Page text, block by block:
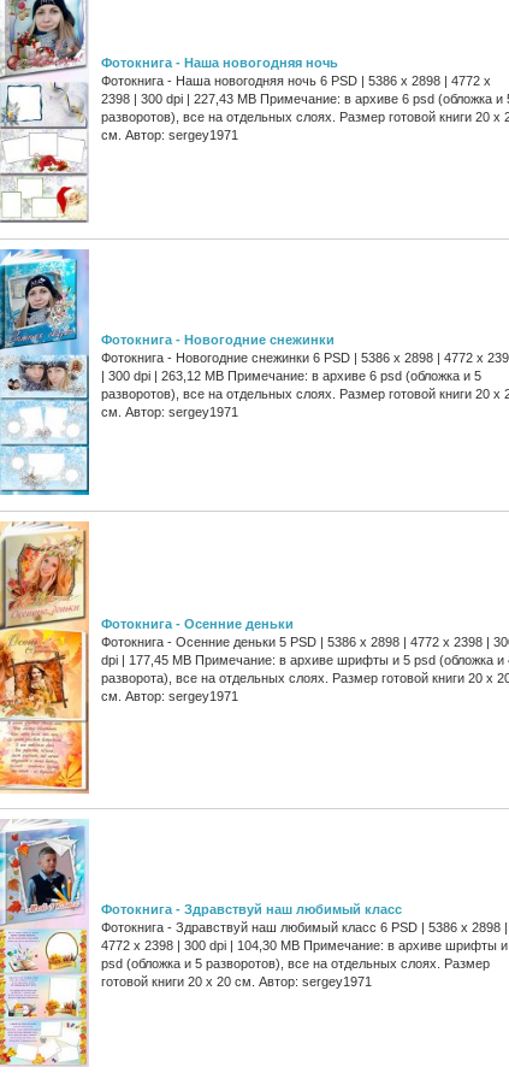
Фотокнига - Наша новогодняя ночь
Фотокнига - Наша новогодняя ночь 6 PSD | 5386 x 2898 | 4772 x
2398 | 300 dpi | 227,43 MB Примечание: в архиве 6 psd (обложка и
разворотов), все на отдельных слоях. Размер готовой книги 20 x
см. Автор: sergey1971
Фотокнига - Новогодние снежинки
Фотокнига - Новогодние снежинки 6 PSD | 5386 x 2898 | 4772 x
| 300 dpi | 263,12 MB Примечание: в архиве 6 psd (обложка и 5
разворотов), все на отдельных слоях. Размер готовой книги 20 x
см. Автор: sergey1971
Фотокнига - Осенние деньки
Фотокнига - Осенние деньки 5 PSD | 5386 x 2898 | 4772 x 2398 |
dpi | 177,45 MB Примечание: в архиве шрифты и 5 psd (обложка и
разворота), все на отдельных слоях. Размер готовой книги 20 x
см. Автор: sergey1971
Фотокнига - Здравствуй наш любимый класс
Фотокнига - Здравствуй наш любимый класс 6 PSD | 5386 x 2898 |
4772 x 2398 | 300 dpi | 104,30 MB Примечание: в архиве шрифты
psd (обложка и 5 разворотов), все на отдельных слоях. Размер
готовой книги 20 x 20 см. Автор: sergey1971